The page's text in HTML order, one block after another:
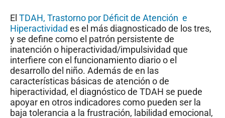
El TDAH, Trastorno por Déficit de Atención e
Hiperactividad es el más diagnosticado de los tres,
y se define como el patrón persistente de
inatención o hiperactividad/impulsividad que
interfiere con el funcionamiento diario o el
desarrollo del niño. Además de en las
características básicas de atención o de
hiperactividad, el diagnóstico de TDAH se puede
apoyar en otros indicadores como pueden ser la
baja tolerancia a la frustración, labilidad emocional,